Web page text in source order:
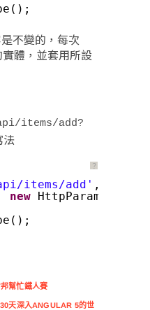
不變的，每次
體，並套用所設
items/add?
法
？
items/add' , body,
new
幫忙鐵人賽
天深入ANGULAR 5的世